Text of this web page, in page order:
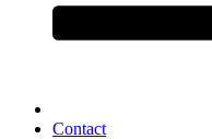
Contact